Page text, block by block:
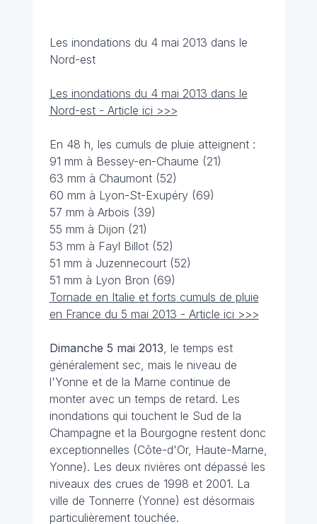
Les inondations du 4 mai 2013 dans le
Nord-est
Les inondations du 4 mai 2013 dans le
Nord-est - Article ici >>>
En 48 h, les cumuls de pluie atteignent :
91 mm à Bessey-en-Chaume (21)
63 mm à Chaumont (52)
60 mm à Lyon-St-Exupéry (69)
57 mm à Arbois (39)
55 mm à Dijon (21)
53 mm à Fayl Billot (52)
51 mm à Juzennecourt (52)
51 mm à Lyon Bron (69)
Tornade en Italie et forts cumuls de pluie
en France du 5 mai 2013 - Article ici >>>
Dimanche 5 mai 2013, le temps est
généralement sec, mais le niveau de
l'Yonne et de la Marne continue de
monter avec un temps de retard. Les
inondations qui touchent le Sud de la
Champagne et la Bourgogne restent donc
exceptionnelles (Côte-d'Or, Haute-Marne,
Yonne). Les deux rivières ont dépassé les
niveaux des crues de 1998 et 2001. La
ville de Tonnerre (Yonne) est désormais
particulièrement touchée.